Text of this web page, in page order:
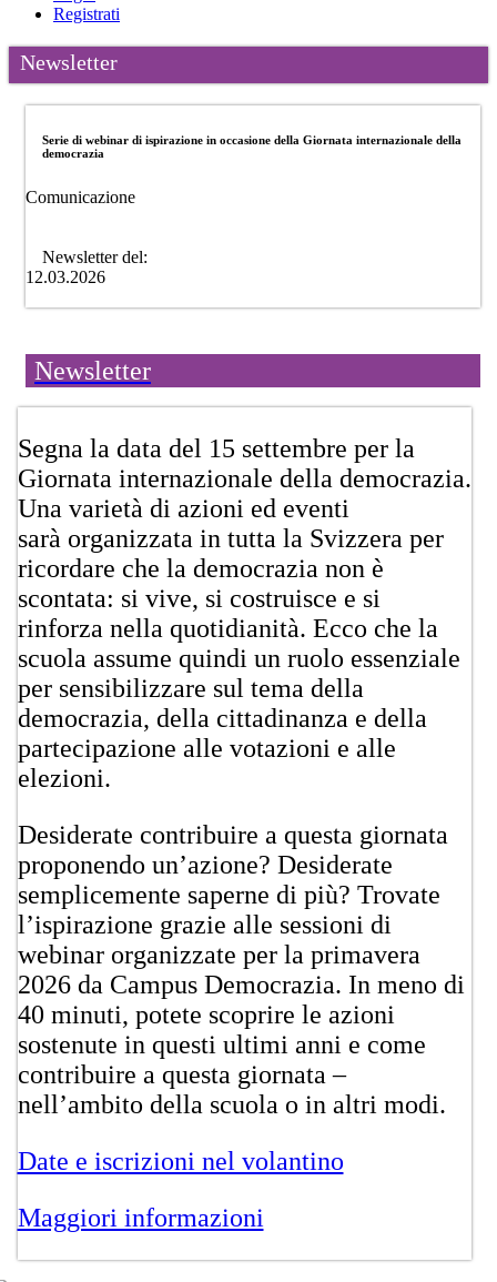
Registrati
Newsletter
Serie di webinar di ispirazione in occasione della Giornata internazionale della
democrazia
Comunicazione
Newsletter del:
12.03.2026
Newsletter
​​​​Segna la data del 15 settembre per la
Giornata internazionale della democrazia.
Una varietà di azioni ed eventi
sarà organizzata​​ in tutta la Svizzera per
ricordare che la democrazia non è
scontata: si vive, si costruisce e si
rinforza nella quotidianità. Ecco che la
scuola assume quindi un ruolo essenziale
per sensibilizzare sul tema della
democrazia, della cittadinanza e della
partecipazione alle votazioni e alle
elezioni.
Desiderate contribuire a questa giornata
proponendo un’azione? Desiderate
semplicemente saperne di più? Trovate
l’ispirazione grazie alle sessioni di
webinar organizzate per la primavera
2026 da Campus Democrazia. In meno di
40 minuti, potete scoprire le azioni
sostenute in questi ultimi anni e come
contribuire a questa giornata –
nell’ambito della scuola o in altri modi.
Date e iscrizioni nel vo​lantino
Maggiori infor​mazioni